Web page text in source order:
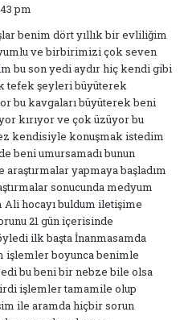
pm
benim dört yıllık bir evliliğim
ve birbirimizi çok seven
bu son yedi aydır hiç kendi gibi
tefek şeyleri büyüterek
bu kavgaları büyüterek beni
kırıyor ve çok üzüyor bu
kendisiyle konuşmak istedim
beni umursamadı bunun
yapmaya başladım
sonucunda medyum
Ali hocayı buldum iletişime
21 gün içerisinde
ilk başta İnanmasamda
işlemler boyunca benimle
bu beni bir nebze bile olsa
işlemler tamamile olup
ile aramda hiçbir sorun